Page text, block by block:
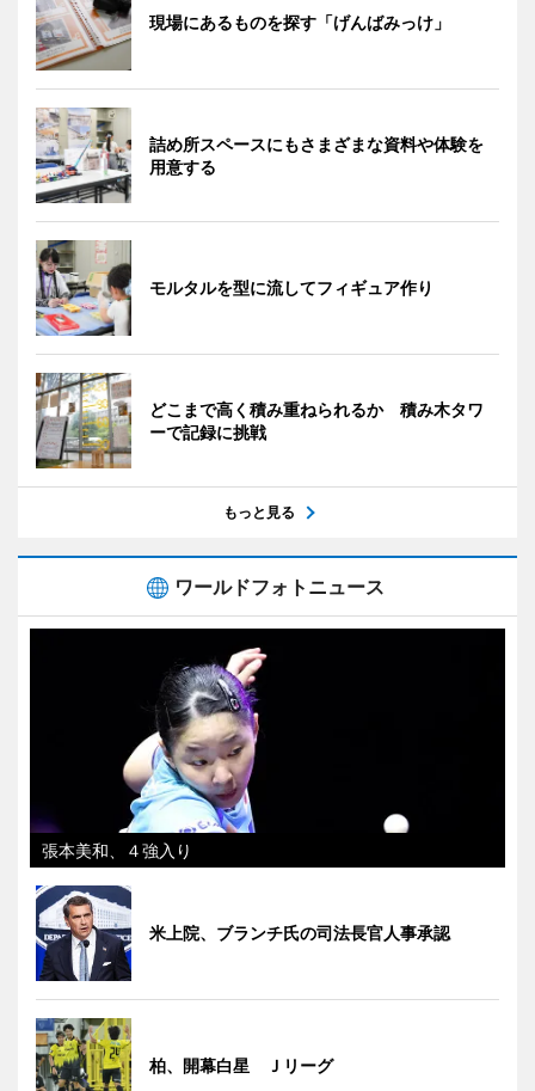
現場にあるものを探す「げんばみっけ」
詰め所スペースにもさまざまな資料や体験を
用意する
モルタルを型に流してフィギュア作り
どこまで高く積み重ねられるか 積み木タワ
ーで記録に挑戦
もっと見る
ワールドフォトニュース
張本美和、４強入り
米上院、ブランチ氏の司法長官人事承認
柏、開幕白星 Ｊリーグ